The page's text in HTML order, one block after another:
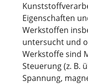
Eigenschaften
Werkstoffen
untersucht und
Werkstoffe sind
Steuerung (z. B.
Spannung,